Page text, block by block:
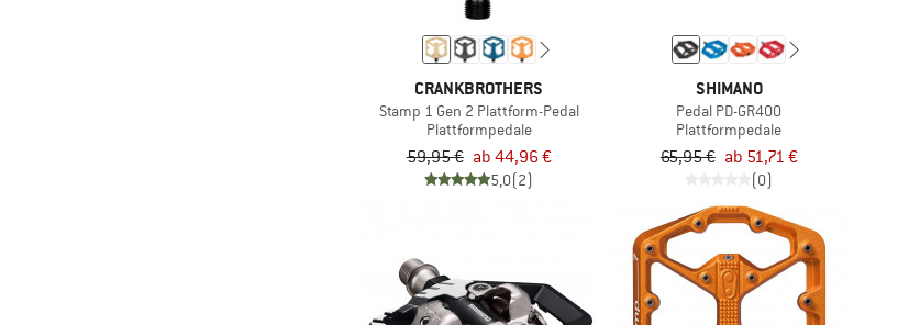
CRANKBROTHERS
Stamp 1 Gen 2 Plattform-Pedal
Plattformpedale
59,95 € ab 44,96 €
5,0(2)
SHIMANO
Pedal PD-GR400
Plattformpedale
65,95 € ab 51,71 €
(0)